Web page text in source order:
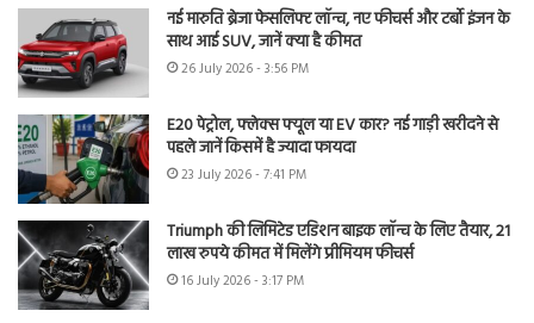
नई मारुति ब्रेजा फेसलिफ्ट लॉन्च, नए फीचर्स और टर्बो इंजन के
साथ आई SUV, जानें क्या है कीमत
26 July 2026 - 3:56 PM
E20 पेट्रोल, फ्लेक्स फ्यूल या EV कार? नई गाड़ी खरीदने से
पहले जानें किसमें है ज्यादा फायदा
23 July 2026 - 7:41 PM
Triumph की लिमिटेड एडिशन बाइक लॉन्च के लिए तैयार, 21
लाख रुपये कीमत में मिलेंगे प्रीमियम फीचर्स
16 July 2026 - 3:17 PM